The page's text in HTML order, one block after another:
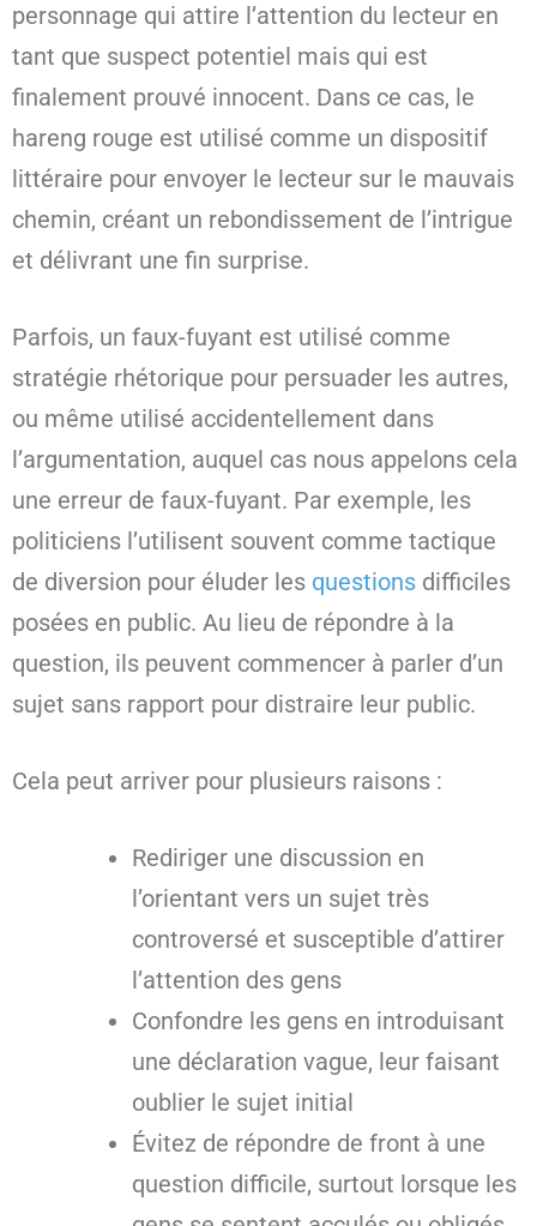
personnage qui attire l’attention du lecteur en
tant que suspect potentiel mais qui est
finalement prouvé innocent. Dans ce cas, le
hareng rouge est utilisé comme un dispositif
littéraire pour envoyer le lecteur sur le mauvais
chemin, créant un rebondissement de l’intrigue
et délivrant une fin surprise.
Parfois, un faux-fuyant est utilisé comme
stratégie rhétorique pour persuader les autres,
ou même utilisé accidentellement dans
l’argumentation, auquel cas nous appelons cela
une erreur de faux-fuyant. Par exemple, les
politiciens l’utilisent souvent comme tactique
de diversion pour éluder les questions difficiles
posées en public. Au lieu de répondre à la
question, ils peuvent commencer à parler d’un
sujet sans rapport pour distraire leur public.
Cela peut arriver pour plusieurs raisons :
Rediriger une discussion en
l’orientant vers un sujet très
controversé et susceptible d’attirer
l’attention des gens
Confondre les gens en introduisant
une déclaration vague, leur faisant
oublier le sujet initial
Évitez de répondre de front à une
question difficile, surtout lorsque les